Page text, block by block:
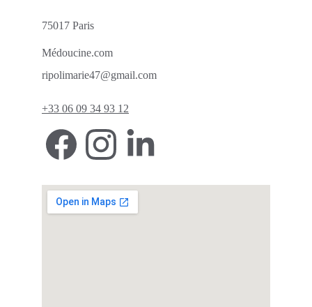
75017 Paris
Médoucine.com
ripolimarie47@gmail.com
+33 06 09 34 93 12